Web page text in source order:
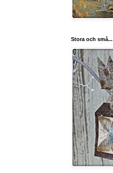
Stora och små...